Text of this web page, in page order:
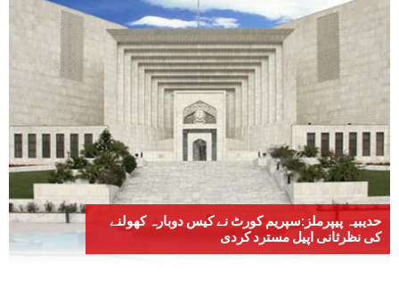
حدیبیہ پیپرملز:سپریم کورٹ نے کیس دوبارہ کھولنے
کی نظرثانی اپیل مسترد کردی